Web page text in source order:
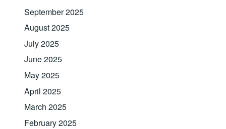
September 2025
August 2025
July 2025
June 2025
May 2025
April 2025
March 2025
February 2025